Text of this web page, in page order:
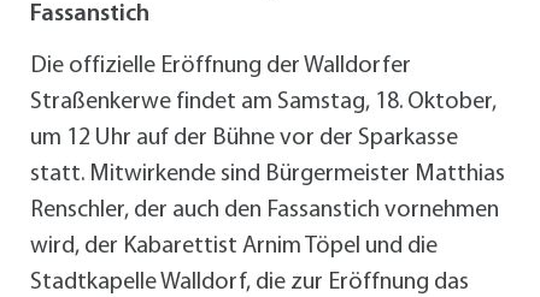
Fassanstich
Die offizielle Eröffnung der Walldorfer
Straßenkerwe findet am Samstag, 18. Oktober,
um 12 Uhr auf der Bühne vor der Sparkasse
statt. Mitwirkende sind Bürgermeister Matthias
Renschler, der auch den Fassanstich vornehmen
wird, der Kabarettist Arnim Töpel und die
Stadtkapelle Walldorf, die zur Eröffnung das